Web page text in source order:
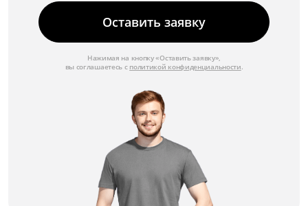
Оставить заявку
Нажимая на кнопку «Оставить заявку»,
вы соглашаетесь с политикой конфиденциальности.